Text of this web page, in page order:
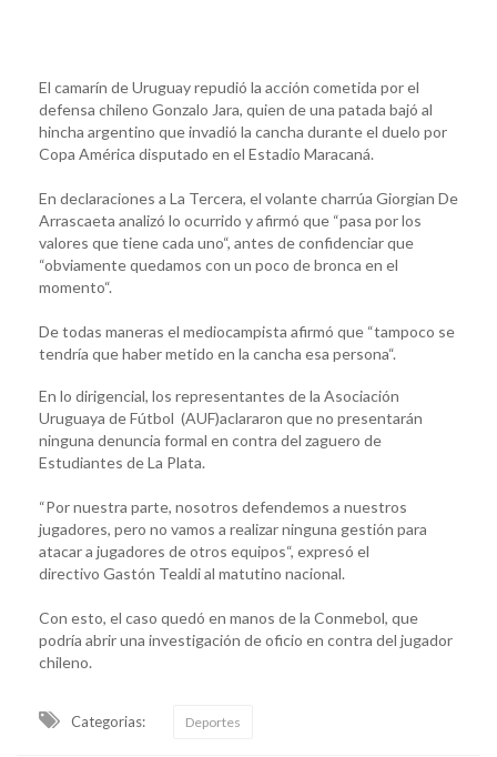
El camarín de Uruguay repudió la acción cometida por el
defensa chileno Gonzalo Jara, quien de una patada bajó al
hincha argentino que invadió la cancha durante el duelo por
Copa América disputado en el Estadio Maracaná.
En declaraciones a La Tercera, el volante charrúa Giorgian De
Arrascaeta analizó lo ocurrido y afirmó que “pasa por los
valores que tiene cada uno“, antes de confidenciar que
“obviamente quedamos con un poco de bronca en el
momento“.
De todas maneras el mediocampista afirmó que “tampoco se
tendría que haber metido en la cancha esa persona“.
En lo dirigencial, los representantes de la Asociación
Uruguaya de Fútbol (AUF)aclararon que no presentarán
ninguna denuncia formal en contra del zaguero de
Estudiantes de La Plata.
“Por nuestra parte, nosotros defendemos a nuestros
jugadores, pero no vamos a realizar ninguna gestión para
atacar a jugadores de otros equipos“, expresó el
directivo Gastón Tealdi al matutino nacional.
Con esto, el caso quedó en manos de la Conmebol, que
podría abrir una investigación de oficio en contra del jugador
chileno.
Categorias: Deportes